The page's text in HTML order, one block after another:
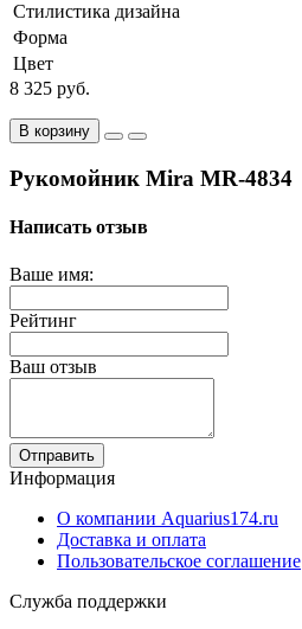
Стилистика дизайна
Форма
Цвет
8 325 руб.
В корзину
Рукомойник Mira MR-4834
Написать отзыв
Ваше имя:
Рейтинг
Ваш отзыв
Отправить
Информация
О компании Aquarius174.ru
Доставка и оплата
Пользовательское соглашение
Служба поддержки